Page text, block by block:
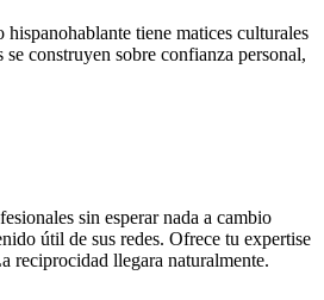
tiene matices culturales
construyen sobre confianza personal,
sin esperar nada a cambio
útil de sus redes. Ofrece tu expertise
reciprocidad llegara naturalmente.